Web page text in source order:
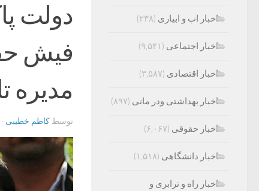
دولت
فیش
مدیره
توسط کاظم خطیبی
اخبار اب و ابیاری (۲۳۸)
اخبار اجتماعی (۹,۵۴۱)
اخبار اقتصادی (۳,۵۸۷)
اخبار بهداشتی ودر مانی (۸۹۷)
اخبار حقوقی (۶,۰۶۷)
اخبار دانشگاهی (۱,۵۱۸)
اخبار راه و ترابری و